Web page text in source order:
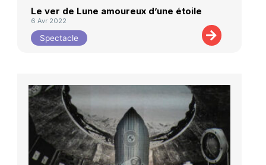
Le ver de Lune amoureux d’une étoile
6 Avr 2022
Spectacle